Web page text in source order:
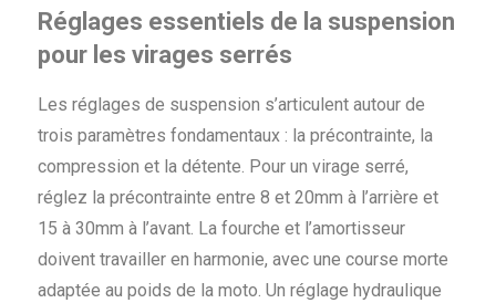
Réglages essentiels de la suspension
pour les virages serrés
Les réglages de suspension s’articulent autour de
trois paramètres fondamentaux : la précontrainte, la
compression et la détente. Pour un virage serré,
réglez la précontrainte entre 8 et 20mm à l’arrière et
15 à 30mm à l’avant. La fourche et l’amortisseur
doivent travailler en harmonie, avec une course morte
adaptée au poids de la moto. Un réglage hydraulique